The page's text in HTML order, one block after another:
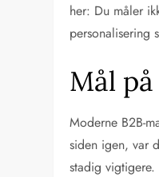
her: Du måler
personalisering
Mål
Moderne B2B-
siden igen, var
stadig vigtigere.